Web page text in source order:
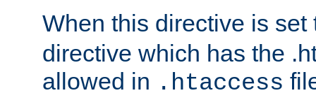
When this directive is
directive which has the
allowed in .htaccess